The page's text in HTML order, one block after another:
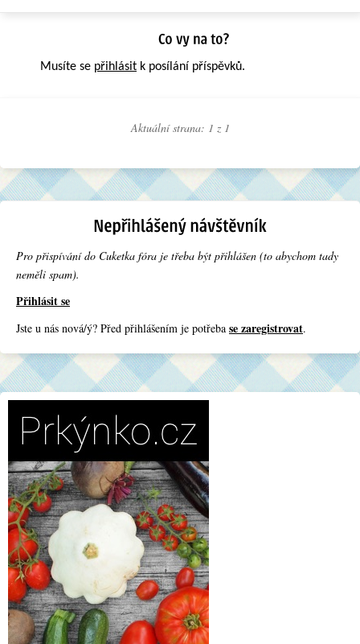
Musíte se přihlásit k posílání příspěvků.
Aktuální strana: 1 z 1
Pro přispívání do Cuketka fóra je třeba být přihlášen (to abychom tady
neměli spam).
Přihlásit se
Jste u nás nová/ý? Před přihlášením je potřeba se zaregistrovat.